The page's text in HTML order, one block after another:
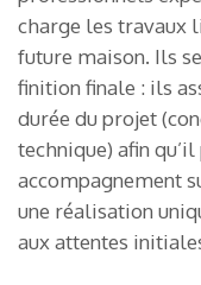
charge les travaux
future maison. Ils
finition finale : ils
durée du projet
technique) afin
accompagnement
une réalisation
aux attentes